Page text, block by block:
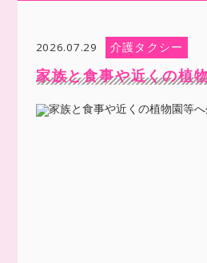
2026.07.29 介護タクシー
家族と食事や近くの植